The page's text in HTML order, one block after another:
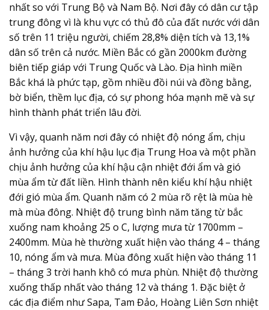
nhất so với Trung Bộ và Nam Bộ. Nơi đây có dân cư tập
trung đông vì là khu vực có thủ đô của đất nước với dân
số trên 11 triệu người, chiếm 28,8% diện tích và 13,1%
dân số trên cả nước. Miền Bắc có gần 2000km đường
biên tiếp giáp với Trung Quốc và Lào. Địa hình miền
Bắc khá là phức tạp, gồm nhiều đồi núi và đồng bằng,
bờ biển, thềm lục địa, có sự phong hóa mạnh mẽ và sự
hình thành phát triển lâu đời.
Vì vậy, quanh năm nơi đây có nhiệt độ nóng ẩm, chịu
ảnh hưởng của khí hậu lục địa Trung Hoa và một phần
chịu ảnh hưởng của khí hậu cận nhiệt đới ẩm và gió
mùa ẩm từ đất liền. Hình thành nên kiểu khí hậu nhiệt
đới gió mùa ẩm. Quanh năm có 2 mùa rõ rệt là mùa hè
mà mùa đông. Nhiệt độ trung bình năm tăng từ bắc
xuống nam khoảng 25 o C, lượng mưa từ 1700mm –
2400mm. Mùa hè thường xuất hiện vào tháng 4 – tháng
10, nóng ẩm và mưa. Mùa đông xuất hiện vào tháng 11
– tháng 3 trời hanh khô có mưa phùn. Nhiệt độ thường
xuống thấp nhất vào tháng 12 và tháng 1. Đặc biệt ở
các địa điểm như Sapa, Tam Đảo, Hoàng Liên Sơn nhiệt